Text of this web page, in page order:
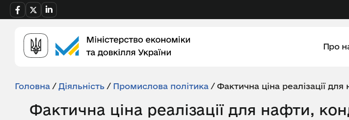
Про
Головна / Діяльність / Промислова політика / Фактична ціна реалізації
Фактична ціна реалізації для нафти,